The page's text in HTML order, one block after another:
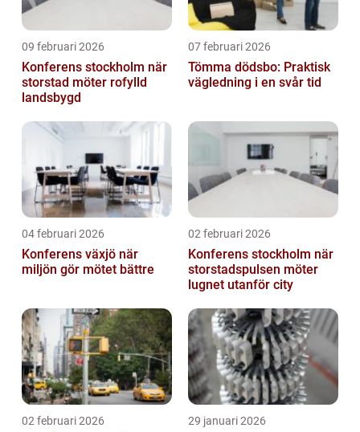
09 februari 2026
Konferens stockholm när
storstad möter rofylld
landsbygd
07 februari 2026
Tömma dödsbo: Praktisk
vägledning i en svår tid
04 februari 2026
Konferens växjö när
miljön gör mötet bättre
02 februari 2026
Konferens stockholm när
storstadspulsen möter
lugnet utanför city
02 februari 2026 29 januari 2026